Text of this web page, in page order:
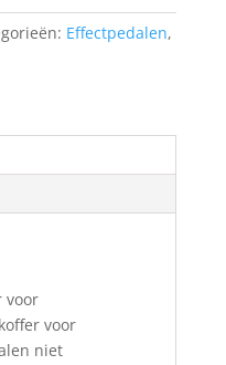
Effectpedalen,
voor
voor
niet